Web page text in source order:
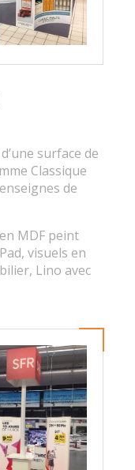
surface de
Classique
de
MDF peint
visuels en
Lino avec